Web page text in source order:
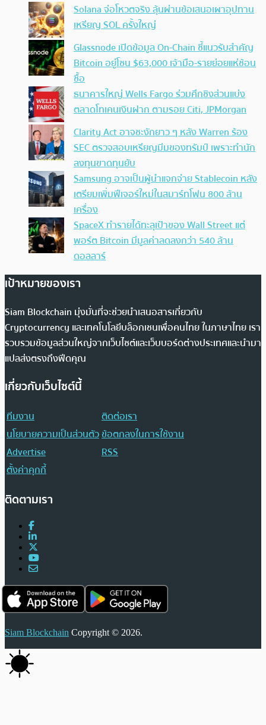
Solana จ่อโหวตจริง ลุ้นผ่านข้อเสนอเผาอุปทาน
เหรียญ SOL ครั้งใหญ่
Glassnode เปิดข้อมูล On-Chain ชี้แนวรับสำคัญ
Bitcoin อยู่โซน $63,000 เจ้ามือ-รายย่อยแห่ช้อน
ซื้อ
ธนาคารใหญ่ Wells Fargo ร่วมศึกชิงส่วนแบ่ง
ตลาดโทเคนเงินฝาก ตามรอย Citi, JPMorgan
Clarity Act อาจชะงักยาว ๆ หลัง Warren ร้อง
SEC ตรวจสอบเหรียญมีมของทรัมป์ เพราะทำนัก
ลงทุนขาดทุนยับ
Samsung อาจเป็นผู้นำแจกจ่าย Stablecoin หลัง
เตรียมเพิ่มฟีเจอร์ใหม่ในสมาร์ทโฟน 800 ล้าน
เครื่อง
SpaceX ทำรายได้ทะลุเป้าของ Wall Street แต่
พอร์ต Bitcoin มีมูลค่าลดลงกว่า 540 ล้าน
ดอลลาร์
เป้าหมายของเรา
Siam Blockchain มุ่งมั่นที่จะช่วยนำเสนอสารเกี่ยวกับ
Cryptocurrency และเทคโนโลยีบล็อกเชนเพื่อคนไทย ในภาษาไทย เรา
รวบรวมข้อมูลส่วนใหญ่จากเว็บไซต์และเว็บบอร์ดต่างประเทศและนำมา
แปลส่งตรงถึงฟีดคุณ
เกี่ยวกับเว็บไซต์นี้
ทีมงาน
ติดต่อเรา
นโยบายความเป็นส่วนตัวข้อตกลงในการใช้งาน
Advertise
RSS
ตั้งค่าคุกกี้
ติดตามเรา
Siam Blockchain Copyright © 2026.